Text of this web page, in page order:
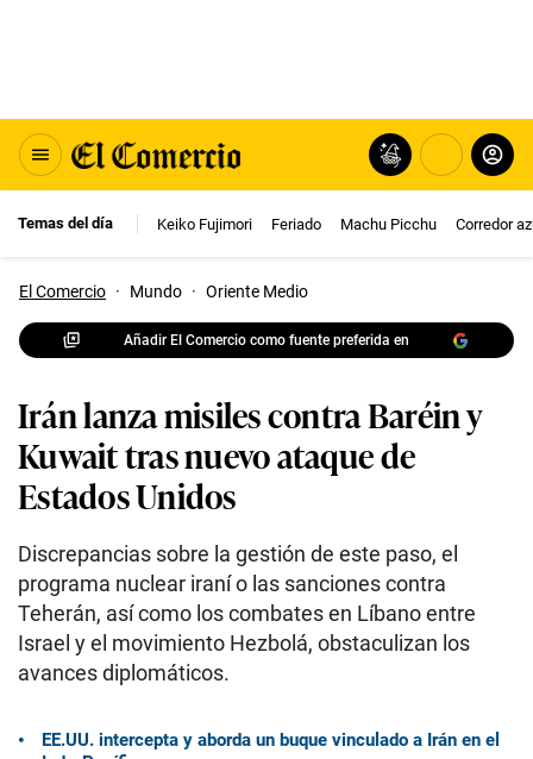
Temas del día Keiko Fujimori Feriado Machu Picchu Corredor
El Comercio · Mundo · Oriente Medio
Añadir El Comercio como fuente preferida en
Irán lanza misiles contra Baréin y
Kuwait tras nuevo ataque de
Estados Unidos
Discrepancias sobre la gestión de este paso, el
programa nuclear iraní o las sanciones contra
Teherán, así como los combates en Líbano entre
Israel y el movimiento Hezbolá, obstaculizan los
avances diplomáticos.
EE.UU. intercepta y aborda un buque vinculado a Irán en el